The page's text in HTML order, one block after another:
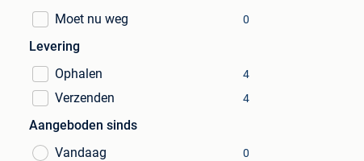
Moet nu weg
0
Levering
Ophalen
4
Verzenden 4
Aangeboden sinds
Vandaag
0